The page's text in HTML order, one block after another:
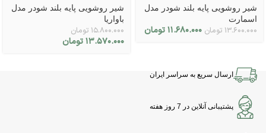
شیر روشویی پایه بلند شودر مدل
اسمارت
۱۳.۶۰۰.۰۰۰ تومان ۱۱.۶۸۰.۰۰۰تومان
شیر روشویی پایه بلند شودر مدل
باواریا
۱۵.۸۰۰.۰۰۰ تومان
۱۳.۵۷۰.۰۰۰تومان
ارسال سریع به سراسر ایران
پشتیبانی آنلاین در 7 روز هفته